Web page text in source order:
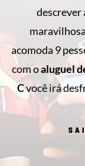
descrever
acomoda 9
com oaluguel
Cvocê irá